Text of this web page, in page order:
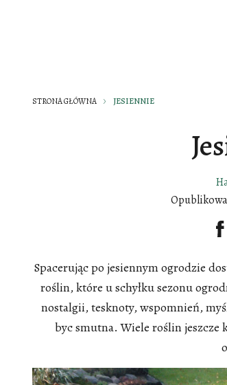
STRONA GŁÓWNA JESIENNIE
Spacerując po jesiennym ogrodzie
roślin, które u schyłku sezonu
nostalgii, tesknoty, wspomnień,
byc smutna. Wiele roślin